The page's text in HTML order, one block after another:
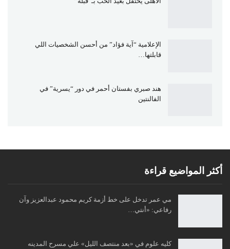
الإعلامية “آية فؤاد” من أحسن الشخصيات اللي
قابلتها…
هند صبري بفستان أحمر في دور “يسرية” في
الفالنتين
أكثر المواضيع قراءة
مي عمر تدخل على خط أزمة كريم محمود عبدالعزيز وآن
رفاعي: «أنتي…
كليه علوم في «بعد منتصف الليل» علي مسرح المدينه